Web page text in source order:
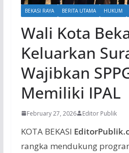
BEKASI RAYA BERITA UTAMA HUKUM
Wali Kota
Keluarkan
Wajibkan
Memiliki IPAL
February 27, 2026 Editor Publik
KOTA BEKASI
rangka mendukung